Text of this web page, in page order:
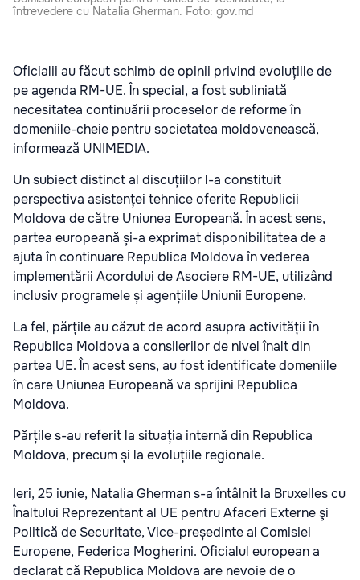
întrevedere cu Natalia Gherman. Foto: gov.md
Oficialii au făcut schimb de opinii privind evoluțiile de
pe agenda RM-UE. În special, a fost subliniată
necesitatea continuării proceselor de reforme în
domeniile-cheie pentru societatea moldovenească,
informează UNIMEDIA.
Un subiect distinct al discuțiilor l-a constituit
perspectiva asistenței tehnice oferite Republicii
Moldova de către Uniunea Europeană. În acest sens,
partea europeană și-a exprimat disponibilitatea de a
ajuta în continuare Republica Moldova în vederea
implementării Acordului de Asociere RM-UE, utilizând
inclusiv programele și agențiile Uniunii Europene.
La fel, părțile au căzut de acord asupra activității în
Republica Moldova a consilerilor de nivel înalt din
partea UE. În acest sens, au fost identificate domeniile
în care Uniunea Europeană va sprijini Republica
Moldova.
Părțile s-au referit la situația internă din Republica
Moldova, precum și la evoluțiile regionale.
Ieri, 25 iunie, Natalia Gherman s-a întâlnit la Bruxelles cu
Înaltului Reprezentant al UE pentru Afaceri Externe şi
Politică de Securitate, Vice-președinte al Comisiei
Europene, Federica Mogherini. Oficialul european a
declarat că Republica Moldova are nevoie de o